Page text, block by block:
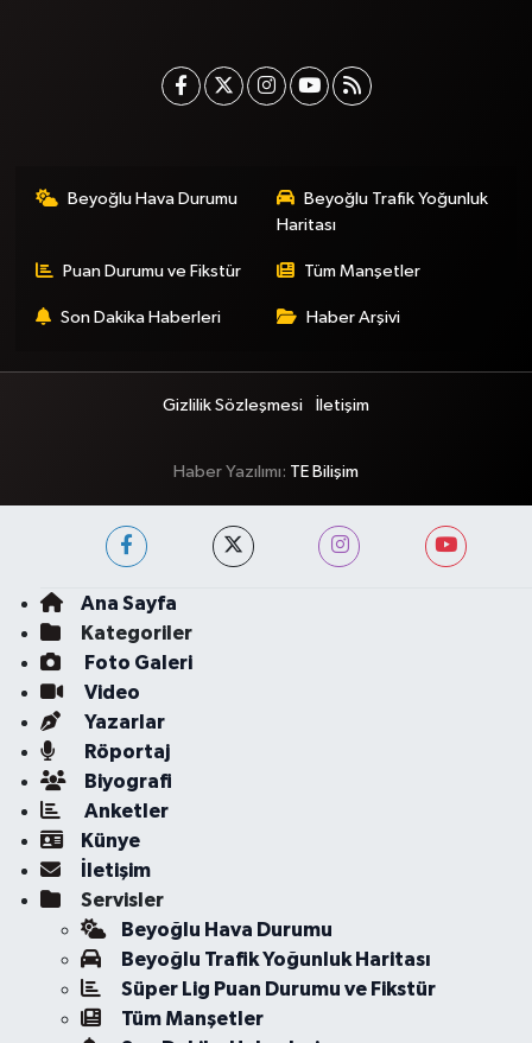
Beyoğlu Hava Durumu
Beyoğlu Trafik Yoğunluk
Haritası
Puan Durumu ve Fikstür Tüm Manşetler
Son Dakika Haberleri Haber Arşivi
Gizlilik Sözleşmesi İletişim
Haber Yazılımı: TE Bilişim
Ana Sayfa
Kategoriler
Foto Galeri
Video
Yazarlar
Röportaj
Biyografi
Anketler
Künye
İletişim
Servisler
Beyoğlu Hava Durumu
Beyoğlu Trafik Yoğunluk Haritası
Süper Lig Puan Durumu ve Fikstür
Tüm Manşetler